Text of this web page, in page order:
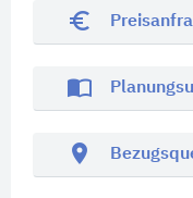
euro_symbol
import_contacts
location_on